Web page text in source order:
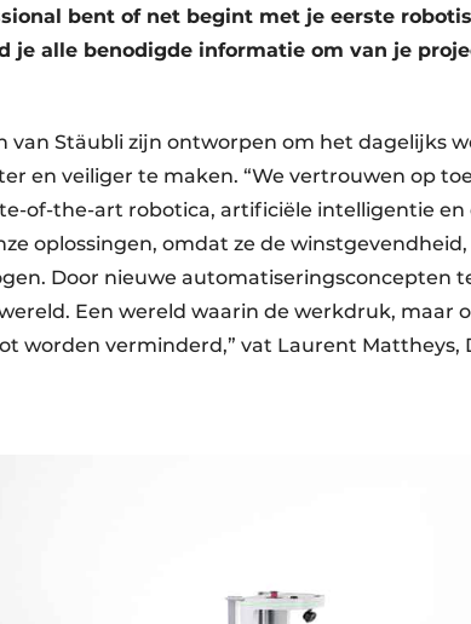
bent of net begint met je eerste
je alle benodigde informatie om van je
van Stäubli zijn ontworpen om het dagelijks
en veiliger te maken. “We vertrouwen op
of-the-art robotica, artificiële intelligentie en
oplossingen, omdat ze de
Door nieuwe automatiseringsconcepten
Een wereld waarin de werkdruk, maar
worden verminderd,” vat Laurent Mattheys,